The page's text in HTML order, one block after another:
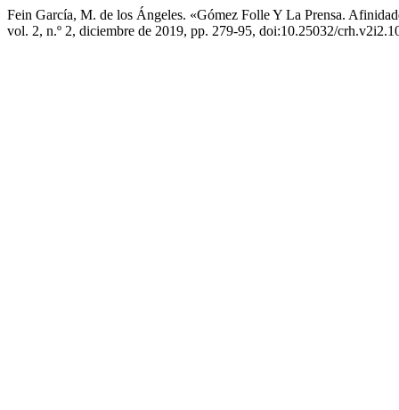
Fein García, M. de los Ángeles. «Gómez Folle Y La Prensa.
vol. 2, n.º 2, diciembre de 2019, pp. 279-95, doi:10.25032/